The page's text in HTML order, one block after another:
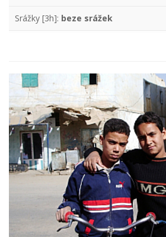
Srážky [3h]: beze srážek